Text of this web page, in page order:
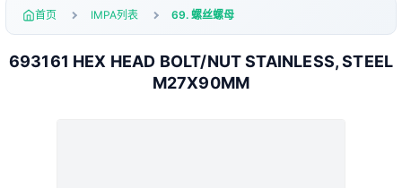
首页 IMPA列表 69. 螺丝螺母
693161 HEX HEAD BOLT/NUT STAINLESS, STEEL
M27X90MM